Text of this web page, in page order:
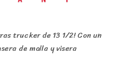
trucker de 13 1/2! Con un
de malla y visera